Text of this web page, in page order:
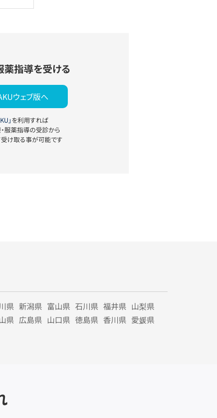
薬指導を受ける
ウェブ版へ
」を利用すれば
服薬指導の受診から
け取る事が可能です
県 新潟県 富山県 石川県 福井県 山梨県
県 広島県 山口県 徳島県 香川県 愛媛県